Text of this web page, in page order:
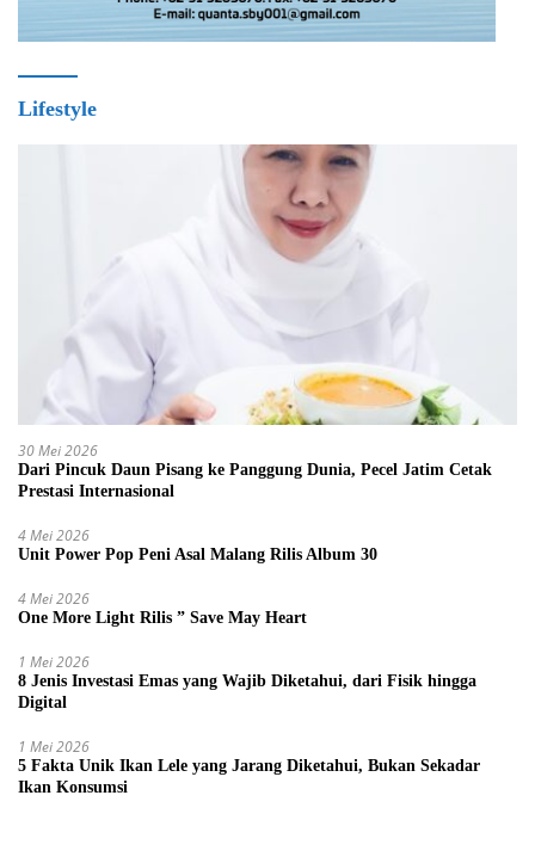
Lifestyle
30 Mei 2026
Dari Pincuk Daun Pisang ke Panggung Dunia, Pecel Jatim Cetak
Prestasi Internasional
4 Mei 2026
Unit Power Pop Peni Asal Malang Rilis Album 30
4 Mei 2026
One More Light Rilis ” Save May Heart
1 Mei 2026
8 Jenis Investasi Emas yang Wajib Diketahui, dari Fisik hingga
Digital
1 Mei 2026
5 Fakta Unik Ikan Lele yang Jarang Diketahui, Bukan Sekadar
Ikan Konsumsi